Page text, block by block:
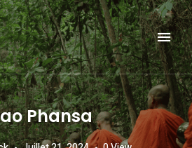
Autoriteit van Thailand.
Phansa